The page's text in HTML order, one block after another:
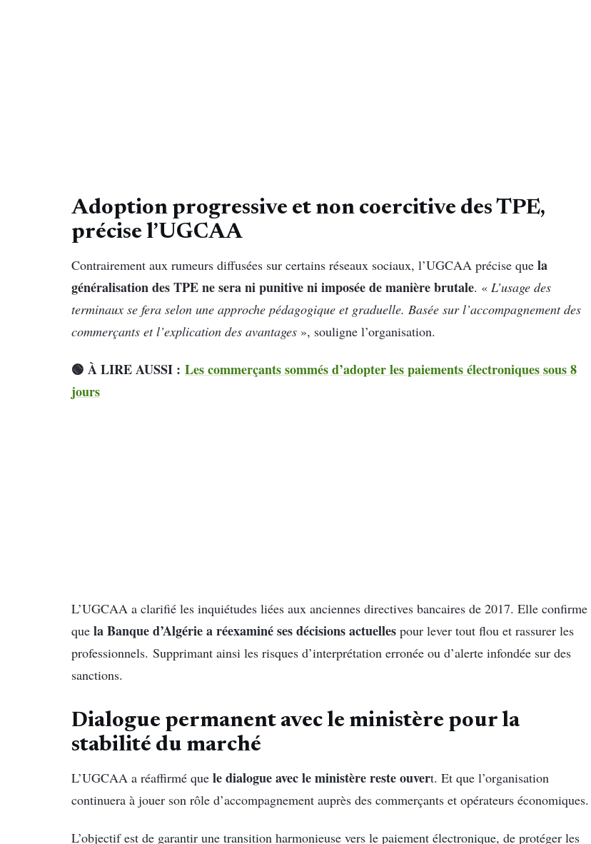
Adoption progressive et non coercitive des TPE,
précise l’UGCAA
Contrairement aux rumeurs diffusées sur certains réseaux sociaux, l’UGCAA précise que la
généralisation des TPE ne sera ni punitive ni imposée de manière brutale. « L’usage des
terminaux se fera selon une approche pédagogique et graduelle. Basée sur l’accompagnement des
commerçants et l’explication des avantages », souligne l’organisation.
🟢 À LIRE AUSSI : Les commerçants sommés d’adopter les paiements électroniques sous 8
jours
L’UGCAA a clarifié les inquiétudes liées aux anciennes directives bancaires de 2017. Elle confirme
que la Banque d’Algérie a réexaminé ses décisions actuelles pour lever tout flou et rassurer les
professionnels. Supprimant ainsi les risques d’interprétation erronée ou d’alerte infondée sur des
sanctions.
Dialogue permanent avec le ministère pour la
stabilité du marché
L’UGCAA a réaffirmé que le dialogue avec le ministère reste ouvert. Et que l’organisation
continuera à jouer son rôle d’accompagnement auprès des commerçants et opérateurs économiques.
L’objectif est de garantir une transition harmonieuse vers le paiement électronique, de protéger les